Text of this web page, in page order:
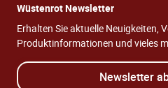
Wüstenrot Newsletter
Erhalten Sie aktuelle Neuigkeiten,
Produktinformationen und vieles
Newsletter